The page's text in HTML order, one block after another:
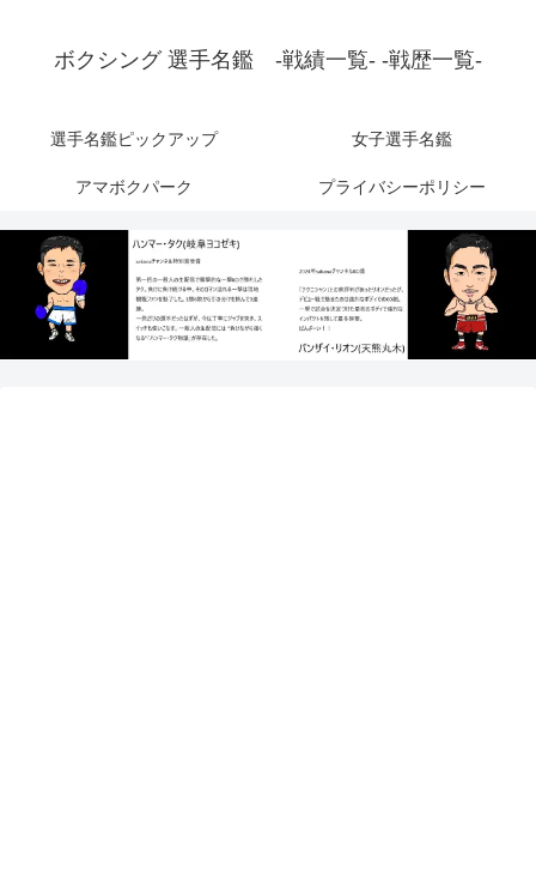
ボクシング 選手名鑑 -戦績一覧- -戦歴一覧-
選手名鑑ピックアップ 女子選手名鑑
アマボクパーク プライバシーポリシー